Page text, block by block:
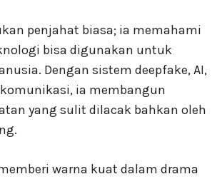
penjahat biasa; ia memahami
bisa digunakan untuk
Dengan sistem deepfake, AI,
ia membangun
yang sulit dilacak bahkan oleh
warna kuat dalam drama